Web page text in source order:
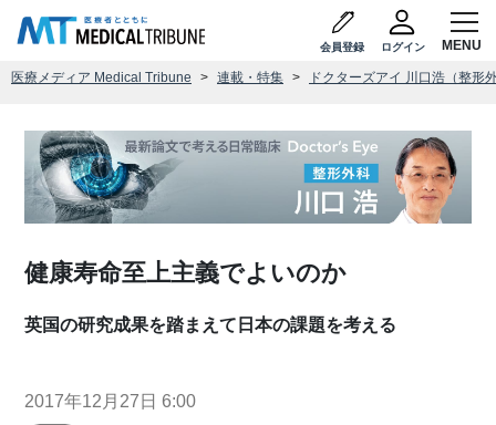
会員登録 ログイン
医療メディア Medical Tribune 連載・特集 ドクターズアイ 川口浩（整形
健康寿命至上主義でよいのか
英国の研究成果を踏まえて日本の課題を考える
2017年12月27日 6:00